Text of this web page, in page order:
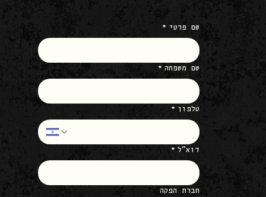
שם פרטי *
שם משפחה *
טלפון *
דוא״ל *
חברת הפקה